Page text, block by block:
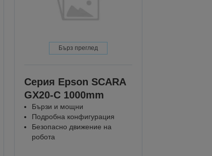
Бърз преглед
Серия Epson SCARA
GX20-C 1000mm
Бързи и мощни
Подробна конфигурация
Безопасно движение на
робота